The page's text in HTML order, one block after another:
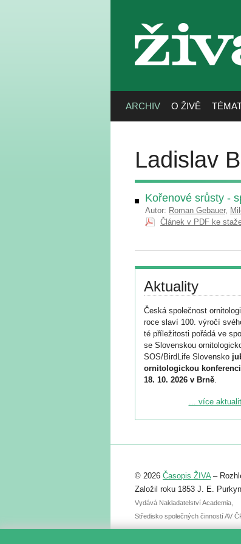
živa
ARCHIV O ŽIVĚ
Ladislav
Kořenové srůsty -
Autor: Roman Gebauer,
Článek v PDF ke
Aktuality
Česká společnost
roce slaví 100. výročí
té příležitosti pořádá ve
se Slovenskou
SOS/BirdLife Slovensko
ornitologickou
18. 10. 2026 v Brně.
Podrobnější informace ke
Registrovat se můžete do
abstraktu přihlášené
posteru je už 30. června.
... více
© 2026 Časopis ŽIVA–
Založil roku 1853 J. E.
Vydává Nakladatelství Academia,
Středisko společných činností AV